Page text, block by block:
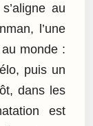
au
l’une
monde :
puis un
dans les
est